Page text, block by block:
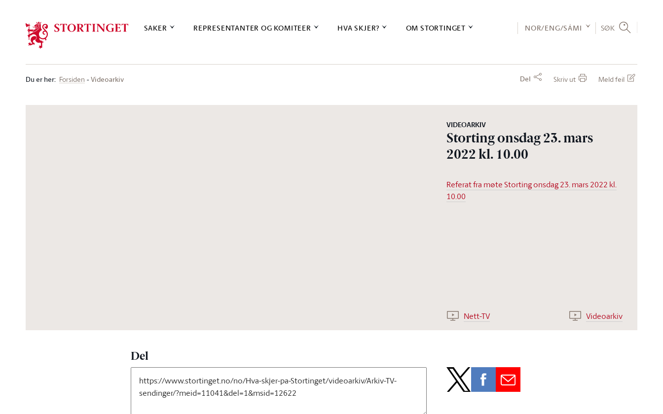
SAKER REPRESENTANTER OG KOMITEER HVA SKJER? OM STORTINGET NOR/ENG/SÁMI SØK
Du er her: Forsiden Videoarkiv Del Skriv ut Meld feil
VIDEOARKIV
Storting onsdag 23. mars
2022 kl. 10.00
Referat fra møte Storting onsdag 23. mars 2022 kl.
10.00
Nett-TV Videoarkiv
Del